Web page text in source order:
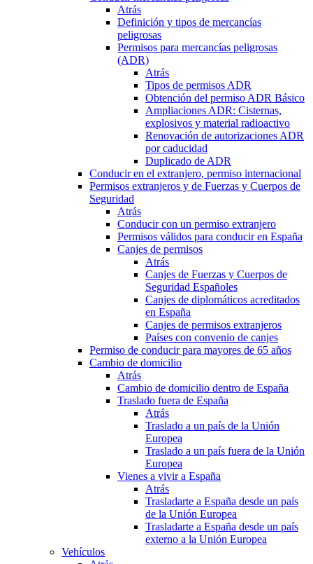
Atrás
Definición y tipos de mercancías
peligrosas
Permisos para mercancías peligrosas
(ADR)
Atrás
Tipos de permisos ADR
Obtención del permiso ADR Básico
Ampliaciones ADR: Cisternas,
explosivos y material radioactivo
Renovación de autorizaciones ADR
por caducidad
Duplicado de ADR
Conducir en el extranjero, permiso internacional
Permisos extranjeros y de Fuerzas y Cuerpos de
Seguridad
Atrás
Conducir con un permiso extranjero
Permisos válidos para conducir en España
Canjes de permisos
Atrás
Canjes de Fuerzas y Cuerpos de
Seguridad Españoles
Canjes de diplomáticos acreditados
en España
Canjes de permisos extranjeros
Países con convenio de canjes
Permiso de conducir para mayores de 65 años
Cambio de domicilio
Atrás
Cambio de domicilio dentro de España
Traslado fuera de España
Atrás
Traslado a un país de la Unión
Europea
Traslado a un país fuera de la Unión
Europea
Vienes a vivir a España
Atrás
Trasladarte a España desde un país
de la Unión Europea
Trasladarte a España desde un país
externo a la Unión Europea
Vehículos